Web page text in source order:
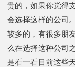
贵的，如果你觉得
会选择这样的公司
较多的，有很多朋
么在选择这种公司
是看一看目前这些